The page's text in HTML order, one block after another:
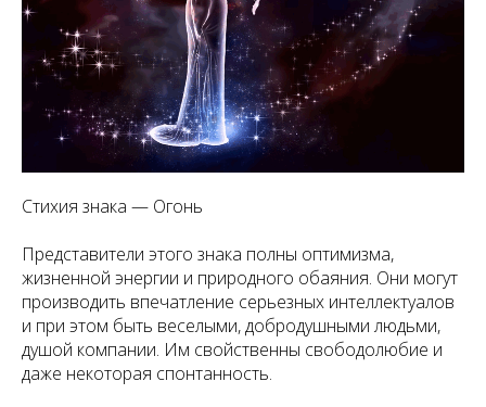
Стихия знака — Огонь
Представители этого знака полны оптимизма,
жизненной энергии и природного обаяния. Они могут
производить впечатление серьезных интеллектуалов
и при этом быть веселыми, добродушными людьми,
душой компании. Им свойственны свободолюбие и
даже некоторая спонтанность.